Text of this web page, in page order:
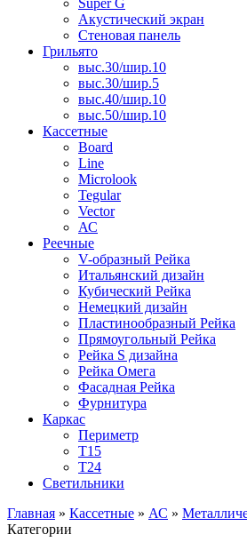
Акустический экран
Стеновая панель
Грильято
выс.30/шир.10
выс.30/шир.5
выс.40/шир.10
выс.50/шир.10
Кассетные
Board
Line
Microlook
Tegular
Vector
АС
Реечные
V-образный Рейка
Итальянский дизайн
Кубический Рейка
Немецкий дизайн
Пластинообразный Рейка
Прямоугольный Рейка
Рейка S дизайна
Рейка Омега
Фасадная Рейка
Фурнитура
Каркас
Периметр
Т15
Т24
Светильники
Главная » Кассетные » АС »
Категории